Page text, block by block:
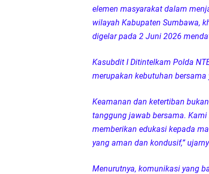
Polsek
Kapolsek
Semarak HUT
Wakapolda
Polda NTB
Kapolsek
elemen masyarakat dalam
wilayah Kabupaten Sumbawa,
digelar pada 2 Juni 2026
Kasubdit I Ditintelkam Polda
merupakan kebutuhan
Keamanan dan ketertiban
tanggung jawab bersama.
memberikan edukasi kepada
yang aman dan kondusif,”
Menurutnya, komunikasi yang